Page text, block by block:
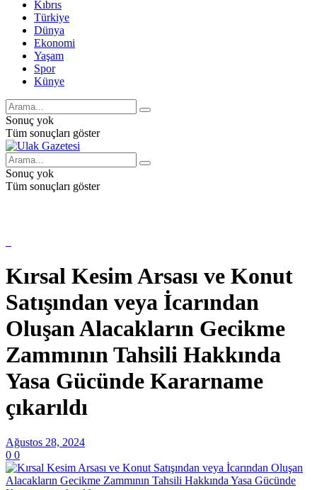
Kıbrıs
Türkiye
Dünya
Ekonomi
Yaşam
Spor
Künye
Sonuç yok
Tüm sonuçları göster
Sonuç yok
Tüm sonuçları göster
Kırsal Kesim Arsası ve Konut
Satışından veya İcarından
Oluşan Alacakların Gecikme
Zammının Tahsili Hakkında
Yasa Gücünde Kararname
çıkarıldı
Ağustos 28, 2024
0 0